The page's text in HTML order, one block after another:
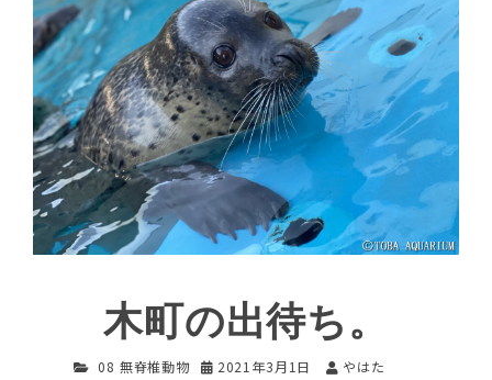
木町の出待ち。
08 無脊椎動物 2021年3月1日 やはた